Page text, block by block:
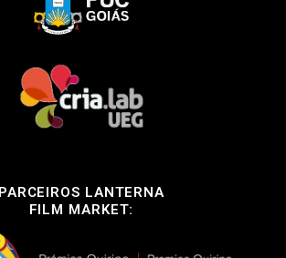
PARCEIROS LANTERNA
FILM MARKET: